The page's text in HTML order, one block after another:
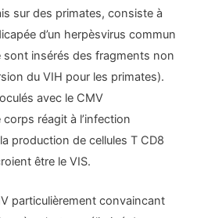
sur des primates, consiste à
d’un herpèsvirus commun
sont insérés des fragments non
du VIH pour les primates).
avec le CMV
réagit à l’infection
production de cellules T CD8
être le VIS.
particulièrement convaincant